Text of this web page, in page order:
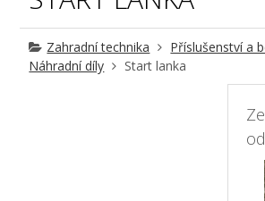
Zahradní technika
Příslušenství a
Náhradní díly
Start lanka